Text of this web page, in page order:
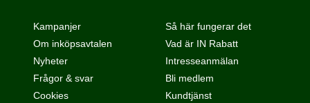
Kampanjer
Om inköpsavtalen
Nyheter
Frågor & svar
Så här fungerar det
Vad är IN Rabatt
Intresseanmälan
Bli medlem
Cookies
Kundtjänst